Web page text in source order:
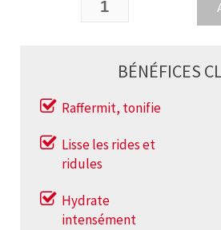
BÉNÉFICES
Raffermit, tonifie
Lisse les rides et
ridules
Hydrate
intensément